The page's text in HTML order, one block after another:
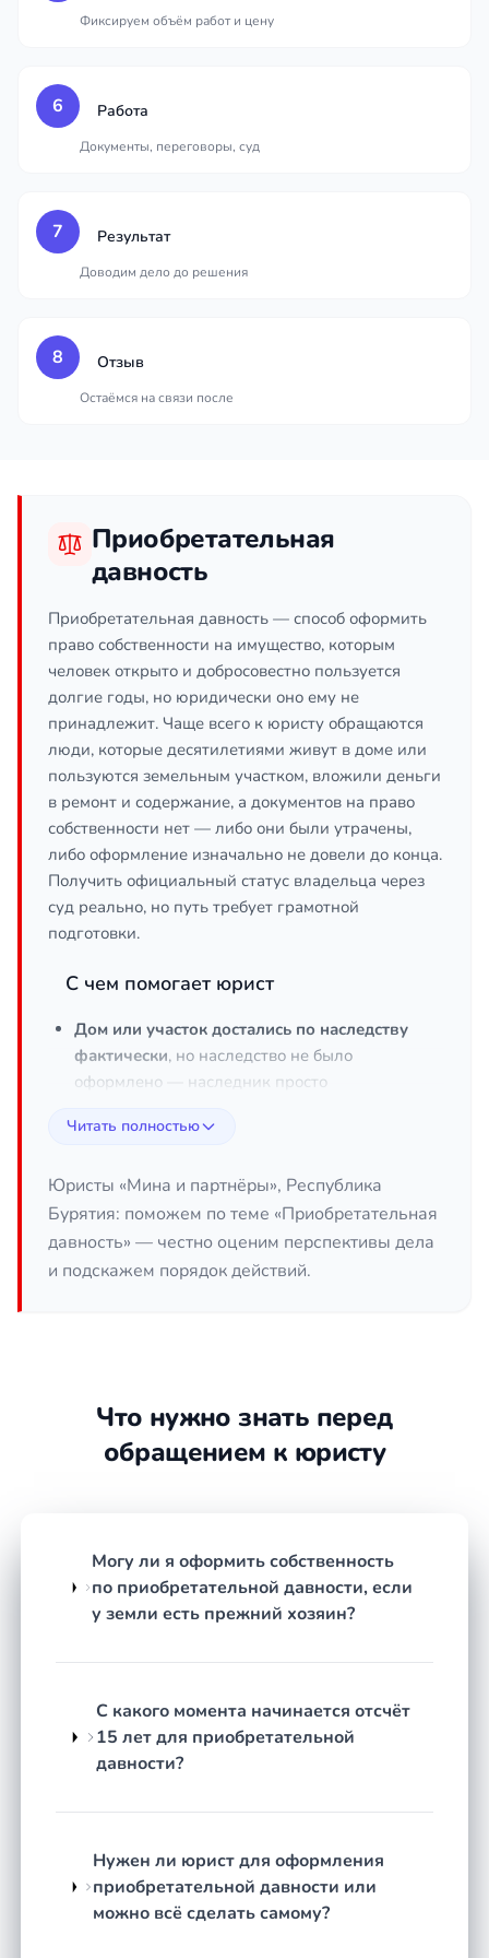
Фиксируем объём работ и цену
6 Работа
Документы, переговоры, суд
7 Результат
Доводим дело до решения
8 Отзыв
Остаёмся на связи после
Приобретательная
давность
Приобретательная давность — способ оформить
право собственности на имущество, которым
человек открыто и добросовестно пользуется
долгие годы, но юридически оно ему не
принадлежит. Чаще всего к юристу обращаются
люди, которые десятилетиями живут в доме или
пользуются земельным участком, вложили деньги
в ремонт и содержание, а документов на право
собственности нет — либо они были утрачены,
либо оформление изначально не довели до конца.
Получить официальный статус владельца через
суд реально, но путь требует грамотной
подготовки.
С чем помогает юрист
Дом или участок достались по наследству
фактически, но наследство не было
оформлено — наследник просто
расписке, устному договору или по
«старой советской» схеме.
Земля или строение числятся за
умершим, безвестно отсутствующим или
Право собственности прежнего
владельца было зарегистрировано, но
сам владелец исчез, и недвижимостью
длительного времени и требует
легализации через суд.
Часть общего имущества фактически
прав не заявляют.
Гараж, нежилое помещение или доля в
нёмпереходили из рук в руки без
хочет закрепить права официально.
Как строится работа
Честная оценка перспектив.
Юрист изучает
Читать полностью
Юристы «Мина и партнёры», Республика
Бурятия: поможем по теме «Приобретательная
давность» — честно оценим перспективы дела
и подскажем порядок действий.
Что нужно знать перед
обращением к юристу
Могу ли я оформить собственность
по приобретательной давности, если
у земли есть прежний хозяин?
С какого момента начинается отсчёт
15 лет для приобретательной
давности?
Нужен ли юрист для оформления
приобретательной давности или
можно всё сделать самому?